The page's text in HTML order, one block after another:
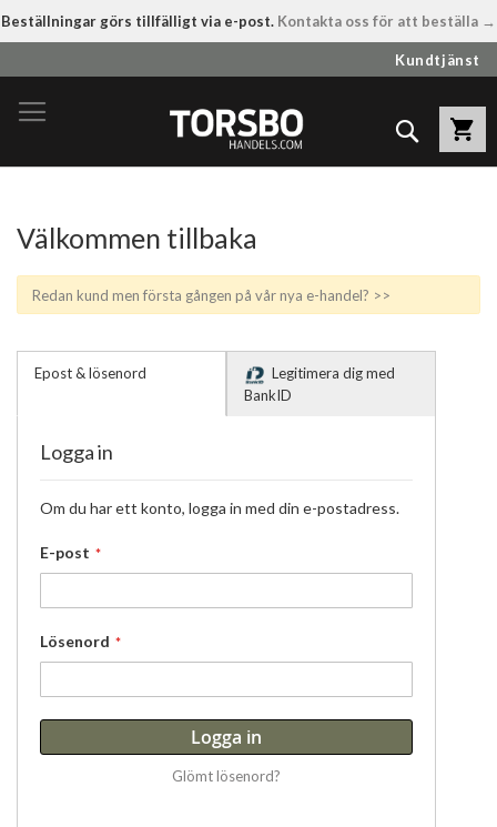
Beställningar görs tillfälligt via e-post. Kontakta oss för att beställa →
till
innehållet
Kundtjänst
Sök
Välkommen tillbaka
Redan kund men första gången på vår nya e-handel? >>
Epost & lösenord
Legitimera dig med
BankID
Logga in
Om du har ett konto, logga in med din e-postadress.
E-post
Lösenord
Logga in
Glömt lösenord?